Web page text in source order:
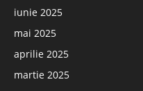
iunie 2025
mai 2025
aprilie 2025
martie 2025